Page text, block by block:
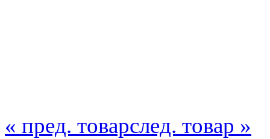
« пред. товарслед. товар »